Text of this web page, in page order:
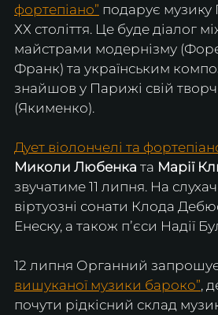
фортепіано” подарує
ХХ століття. Це буде діалог
майстрами модернізму
Франк) та українським
знайшов у Парижі свій
(Якименко).
Дует віолончелі та
Миколи Любенка та Марії
звучатиме 11 липня. На
віртуозні сонати Клода
Енеску, а також пʼєси Надії
12 липня Органний
вишуканої музики бароко”,
почути рідкісний склад